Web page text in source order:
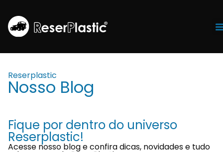
Reserplastic
Nosso Blog
Fique por dentro do universo
Reserplastic!
Acesse nosso blog e confira dicas, novidades e tudo